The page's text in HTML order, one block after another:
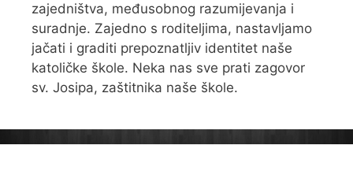
zajedništva, međusobnog razumijevanja i
suradnje. Zajedno s roditeljima, nastavljamo
jačati i graditi prepoznatljiv identitet naše
katoličke škole. Neka nas sve prati zagovor
sv. Josipa, zaštitnika naše škole.